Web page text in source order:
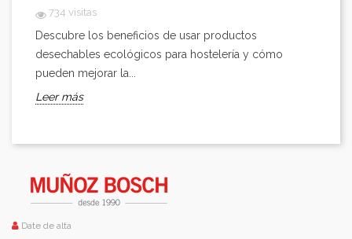
734 visitas
Descubre los beneficios de usar productos
desechables ecológicos para hostelería y cómo
pueden mejorar la...
Leer más
Date de alta